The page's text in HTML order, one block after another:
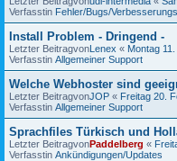
Verfasstin Fehler/Bugs/
Install Problem - Dringend -
Letzter BeitragvonLenex « Montag
Verfasstin Allgemeiner Support
Welche Webhoster sind
Letzter BeitragvonJOP « Freitag 20.
Verfasstin Allgemeiner Support
Sprachfiles Türkisch und
Letzter BeitragvonPaddelberg «
Verfasstin Ankündigungen/Updates